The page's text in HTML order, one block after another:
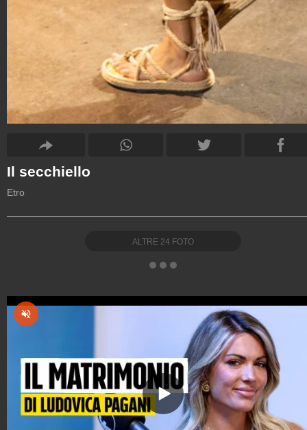
Il secchiello
Etro
ALTRE 24 FOTO